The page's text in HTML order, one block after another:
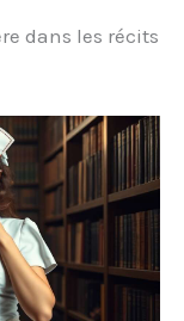
dans les récits